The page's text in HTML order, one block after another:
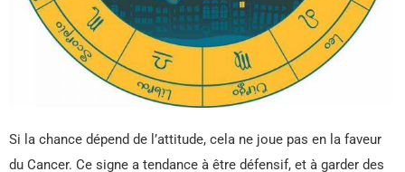
Si la chance dépend de l’attitude, cela ne joue pas en la faveur
du Cancer. Ce signe a tendance à être défensif, et à garder des